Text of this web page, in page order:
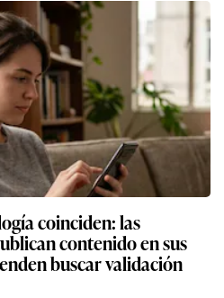
coinciden: las
contenido en sus
buscar validación